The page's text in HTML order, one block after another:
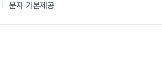
문자 기본제공